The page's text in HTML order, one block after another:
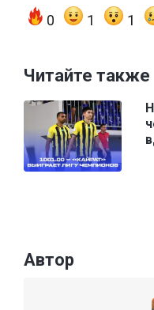
0 1 1
Читайте также
Автор